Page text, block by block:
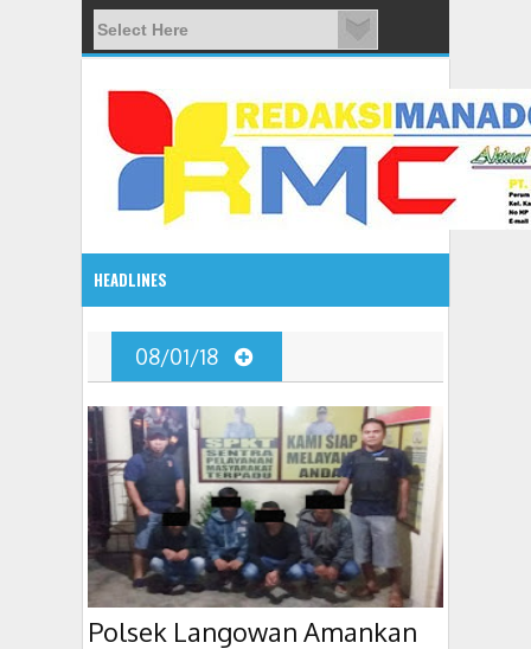
HEADLINES
12:37 PM
Kapolres Tomohon, Inspektur Upacara Hari Bhayangkara
08/01/18
Polsek Langowan Amankan